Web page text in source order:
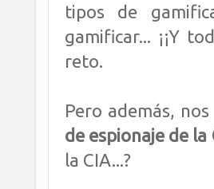
tipos de
gamificar... ¡¡Y
reto.
Pero además,
de espionaje de la
la CIA...?